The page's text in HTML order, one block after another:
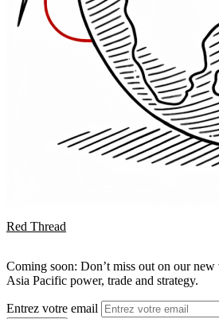
Red Thread
Coming soon: Don’t miss out on our
Asia Pacific power, trade and strategy.
Entrez votre email